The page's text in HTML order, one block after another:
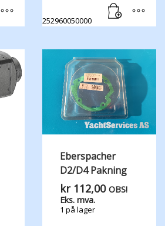
252960050000
Eberspacher
D2/D4 Pakning
kr112,00 OBS!
Eks. mva.
1 på lager